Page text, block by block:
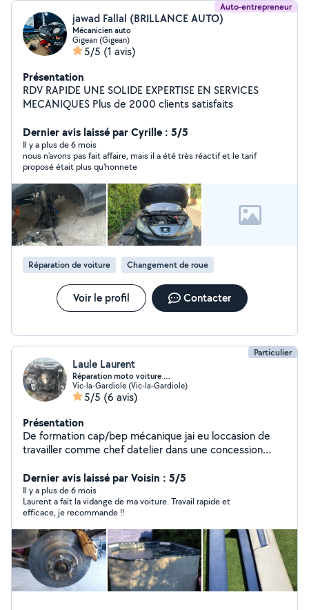
Auto-entrepreneur
jawad Fallal (BRILLANCE AUTO)
Mécanicien auto
Gigean (Gigean)
5/5 (1 avis)
Présentation
RDV RAPIDE UNE SOLIDE EXPERTISE EN SERVICES
MECANIQUES Plus de 2000 clients satisfaits
Dernier avis laissé par Cyrille : 5/5
Il y a plus de 6 mois
nous n'avons pas fait affaire, mais il a été très réactif et le tarif
proposé était plus qu'honnete
Réparation de voiture Changement de roue
Voir le profil Contacter
Particulier
Laule Laurent
Réparation moto voiture …
Vic-la-Gardiole (Vic-la-Gardiole)
5/5 (6 avis)
Présentation
De formation cap/bep mécanique jai eu loccasion de
travailler comme chef datelier dans une concession
compétences en peinture, piscine, aménagement
dintérieur et extérieurs et divers travaux.
Dernier avis laissé par Voisin : 5/5
Il y a plus de 6 mois
Laurent a fait la vidange de ma voiture. Travail rapide et
efficace, je recommande !!